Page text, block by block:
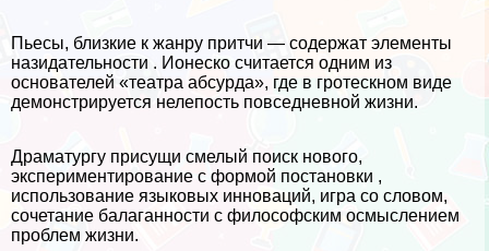
Пьесы, близкие к жанру притчи — содержат элементы
назидательности . Ионеско считается одним из
основателей «театра абсурда», где в гротескном виде
демонстрируется нелепость повседневной жизни.
Драматургу присущи смелый поиск нового,
экспериментирование с формой постановки ,
использование языковых инноваций, игра со словом,
сочетание балаганности с философским осмыслением
проблем жизни.